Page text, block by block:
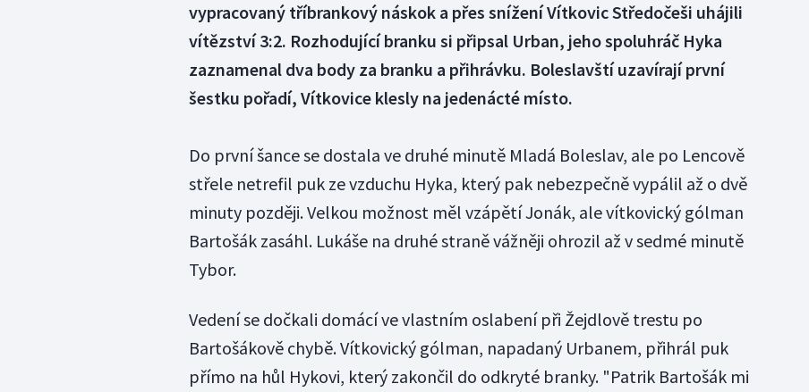
vypracovaný tříbrankový náskok a přes snížení Vítkovic Středočeši uhájili
vítězství 3:2. Rozhodující branku si připsal Urban, jeho spoluhráč Hyka
zaznamenal dva body za branku a přihrávku. Boleslavští uzavírají první
šestku pořadí, Vítkovice klesly na jedenácté místo.
Do první šance se dostala ve druhé minutě Mladá Boleslav, ale po Lencově
střele netrefil puk ze vzduchu Hyka, který pak nebezpečně vypálil až o dvě
minuty později. Velkou možnost měl vzápětí Jonák, ale vítkovický gólman
Bartošák zasáhl. Lukáše na druhé straně vážněji ohrozil až v sedmé minutě
Tybor.
Vedení se dočkali domácí ve vlastním oslabení při Žejdlově trestu po
Bartošákově chybě. Vítkovický gólman, napadaný Urbanem, přihrál puk
přímo na hůl Hykovi, který zakončil do odkryté branky. "Patrik Bartošák mi